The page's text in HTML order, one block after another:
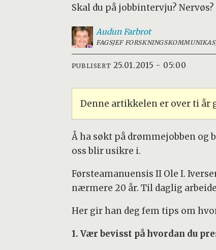
Skal du på jobbintervju?
Audun Farbrot
FAGSJEF
PUBLISERT 25.01.2015 - 05:00
Denne artikkelen er over ti år
Å ha søkt på drømmejobben
oss blir usikre i.
Førsteamanuensis II Ole I.
nærmere 20 år. Til daglig
Her gir han deg fem tips om
1. Vær bevisst på hvordan du